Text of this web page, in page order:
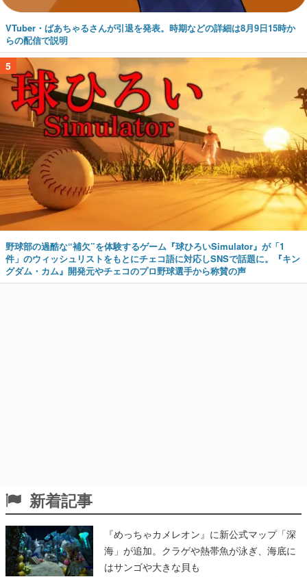
VTuber・ばあちゃるさんが引退を発表。時期などの詳細は8月9日15時か
らの配信で説明
5
野球部の過酷な“補欠”を体験するゲーム『球ひろいSimulator』が「1
件」のウィッシュリストをもとにチェコ語に対応しSNSで話題に。『キン
グダム・カム』開発元やチェコのプロ野球選手から称賛の声
新着記事
『めっちゃカメレオン』に新公式マップ「深
海」が追加。クラゲや熱帯魚が泳ぎ、海底に
はサンゴや大きな貝も